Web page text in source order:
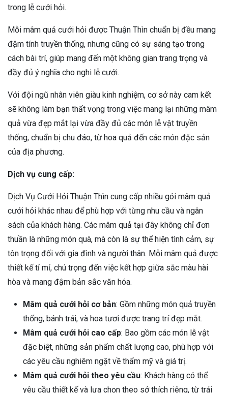
trong lễ cưới hỏi.
Mỗi mâm quả cưới hỏi được Thuận Thìn chuẩn bị đều mang
đậm tính truyền thống, nhưng cũng có sự sáng tạo trong
cách bài trí, giúp mang đến một không gian trang trọng và
đầy đủ ý nghĩa cho nghi lễ cưới.
Với đội ngũ nhân viên giàu kinh nghiệm, cơ sở này cam kết
sẽ không làm bạn thất vọng trong việc mang lại những mâm
quả vừa đẹp mắt lại vừa đầy đủ các món lễ vật truyền
thống, chuẩn bị chu đáo, từ hoa quả đến các món đặc sản
của địa phương.
Dịch vụ cung cấp:
Dịch Vụ Cưới Hỏi Thuận Thìn cung cấp nhiều gói mâm quả
cưới hỏi khác nhau để phù hợp với từng nhu cầu và ngân
sách của khách hàng. Các mâm quả tại đây không chỉ đơn
thuần là những món quà, mà còn là sự thể hiện tình cảm, sự
tôn trọng đối với gia đình và người thân. Mỗi mâm quả được
thiết kế tỉ mỉ, chú trọng đến việc kết hợp giữa sắc màu hài
hòa và mang đậm bản sắc văn hóa.
Mâm quả cưới hỏi cơ bản: Gồm những món quả truyền
thống, bánh trái, và hoa tươi được trang trí đẹp mắt.
Mâm quả cưới hỏi cao cấp: Bao gồm các món lễ vật
đặc biệt, những sản phẩm chất lượng cao, phù hợp với
các yêu cầu nghiêm ngặt về thẩm mỹ và giá trị.
Mâm quả cưới hỏi theo yêu cầu: Khách hàng có thể
yêu cầu thiết kế và lựa chọn theo sở thích riêng, từ trái